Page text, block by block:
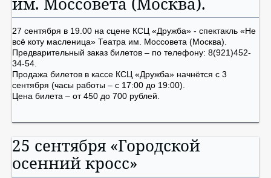
27 сентября в 19.00 на сцене КСЦ «Дружба» - спектакль «Не
всё коту масленица» Театра им. Моссовета (Москва).
Предварительный заказ билетов – по телефону: 8(921)452-
34-54.
Продажа билетов в кассе КСЦ «Дружба» начнётся с 3
сентября (часы работы – с 17:00 до 19:00).
Цена билета – от 450 до 700 рублей.
25 сентября «Городской
осенний кросс»